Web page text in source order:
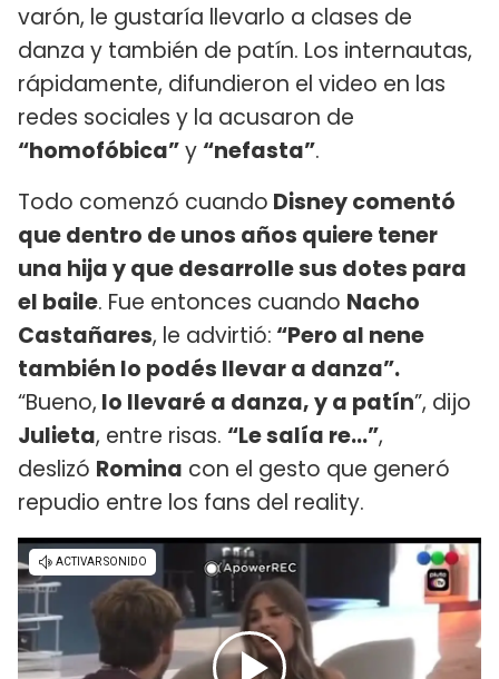
varón, le gustaría llevarlo a clases de
danza y también de patín. Los internautas,
rápidamente, difundieron el video en las
redes sociales y la acusaron de
“homofóbica”y “nefasta”.
Todo comenzó cuando Disney comentó
que dentro de unos años quiere tener
una hija y que desarrolle sus dotes para
el baile. Fue entonces cuando Nacho
Castañares, le advirtió: “Pero al nene
también lo podés llevar a danza”.
“Bueno, lo llevaré a danza, y a patín”, dijo
Julieta, entre risas. “Le salía re...”,
deslizó Romina con el gesto que generó
repudio entre los fans del reality.